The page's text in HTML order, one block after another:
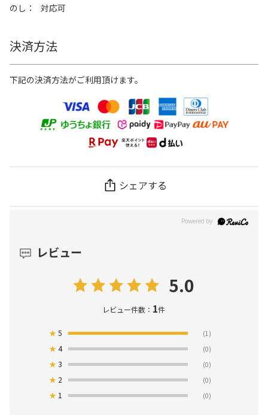
のし
対応可
決済方法
下記の決済方法がご利用頂けます。
シェアする
レビュー
5.0
レビュー件数： 1件
★5 (1)
★4 (0)
★3 (0)
★ 2 (0)
★ 1 (0)